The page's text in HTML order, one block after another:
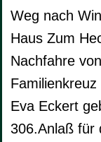
Weg nach
Haus Zum
Nachfahre
Eva Eckert
306.Anlaß für